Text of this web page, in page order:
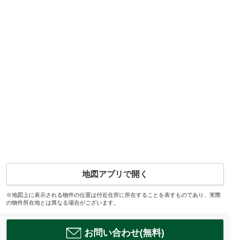
地図アプリで開く
※地図上に表示される物件の位置は付近住所に所在することを表すものであり、実際
の物件所在地とは異なる場合がございます。
お問い合わせ(無料)